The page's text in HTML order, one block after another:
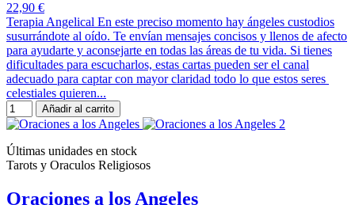
22,90 €
Terapia Angelical En este preciso momento hay ángeles custodios
susurrándote al oído. Te envían mensajes concisos y llenos de afecto
para ayudarte y aconsejarte en todas las áreas de tu vida. Si tienes
dificultades para escucharlos, estas cartas pueden ser el canal
adecuado para captar con mayor claridad todo lo que estos seres
celestiales quieren...
Añadir al carrito
Últimas unidades en stock
Tarots y Oraculos Religiosos
Oraciones a los Angeles